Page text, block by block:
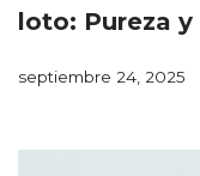
loto: Pureza
septiembre 24, 2025